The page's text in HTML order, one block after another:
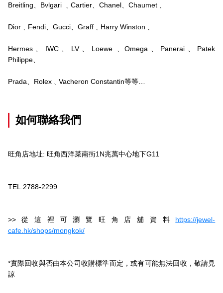
Breitling、Bvlgari ﹑Cartier、Chanel、Chaumet﹑
Dior﹑Fendi、Gucci、Graff﹑Harry Winston﹑
Hermes、IWC、LV、Loewe﹑Omega、Panerai、Patek
Philippe、
Prada、Rolex﹑Vacheron Constantin等等…
如何聯絡我們
旺角店地址: 旺角西洋菜南街1N兆萬中心地下G11
TEL:2788-2299
>>從這裡可瀏覽旺角店舖資料 https://jewel-
cafe.hk/shops/mongkok/
*實際回收與否由本公司收購標準而定，或有可能無法回收，敬請見
諒